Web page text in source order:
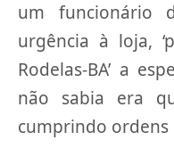
um funcionário
urgência à loja,
Rodelas-BA’ a
não sabia era
cumprindo ordens